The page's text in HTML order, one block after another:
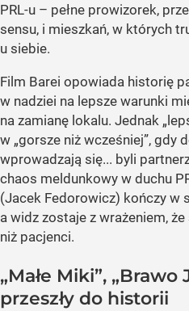
PRL-u – pełne prowizorek,
sensu, i mieszkań, w których
u siebie.
Film Barei opowiada historię
w nadziei na lepsze warunki
na zamianę lokalu. Jednak
w „gorsze niż wcześniej”, gdy
wprowadzają się... byli
chaos meldunkowy w duchu
(Jacek Fedorowicz) kończy w
a widz zostaje z wrażeniem,
niż pacjenci.
„Małe Miki”,
przeszły do historii